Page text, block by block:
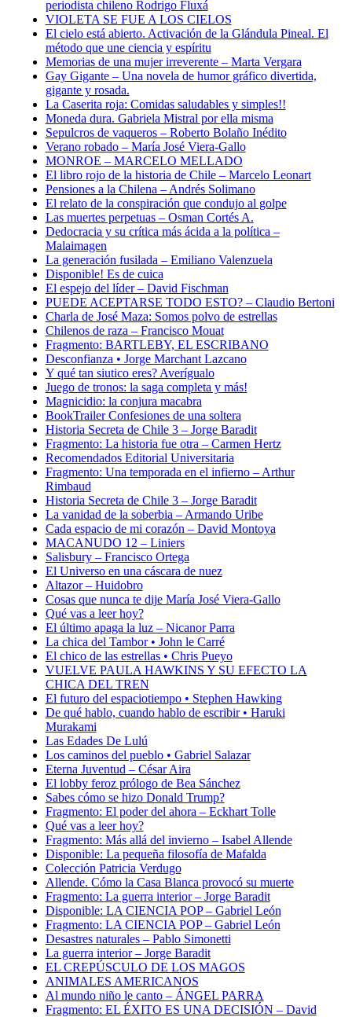
periodista chileno Rodrigo Fluxá
VIOLETA SE FUE A LOS CIELOS
El cielo está abierto. Activación de la Glándula Pineal. El
método que une ciencia y espíritu
Memorias de una mujer irreverente – Marta Vergara
Gay Gigante – Una novela de humor gráfico divertida,
gigante y rosada.
La Caserita roja: Comidas saludables y simples!!
Moneda dura. Gabriela Mistral por ella misma
Sepulcros de vaqueros – Roberto Bolaño Inédito
Verano robado – María José Viera-Gallo
MONROE – MARCELO MELLADO
El libro rojo de la historia de Chile – Marcelo Leonart
Pensiones a la Chilena – Andrés Solimano
El relato de la conspiración que condujo al golpe
Las muertes perpetuas – Osman Cortés A.
Dedocracia y su crítica más ácida a la política –
Malaimagen
La generación fusilada – Emiliano Valenzuela
Disponible! Es de cuica
El espejo del líder – David Fischman
PUEDE ACEPTARSE TODO ESTO? – Claudio Bertoni
Charla de José Maza: Somos polvo de estrellas
Chilenos de raza – Francisco Mouat
Fragmento: BARTLEBY, EL ESCRIBANO
Desconfianza • Jorge Marchant Lazcano
Y qué tan siutico eres? Averígualo
Juego de tronos: la saga completa y más!
Magnicidio: la conjura macabra
BookTrailer Confesiones de una soltera
Historia Secreta de Chile 3 – Jorge Baradit
Fragmento: La historia fue otra – Carmen Hertz
Recomendados Editorial Universitaria
Fragmento: Una temporada en el infierno – Arthur
Rimbaud
Historia Secreta de Chile 3 – Jorge Baradit
La vanidad de la soberbia – Armando Uribe
Cada espacio de mi corazón – David Montoya
MACANUDO 12 – Liniers
Salisbury – Francisco Ortega
El Universo en una cáscara de nuez
Altazor – Huidobro
Cosas que nunca te dije María José Viera-Gallo
Qué vas a leer hoy?
El último apaga la luz – Nicanor Parra
La chica del Tambor • John le Carré
El chico de las estrellas • Chris Pueyo
VUELVE PAULA HAWKINS Y SU EFECTO LA
CHICA DEL TREN
El futuro del espaciotiempo • Stephen Hawking
De qué hablo, cuando hablo de escribir • Haruki
Murakami
Las Edades De Lulú
Los caminos del pueblo • Gabriel Salazar
Eterna Juventud – César Aira
El lobby feroz prólogo de Bea Sánchez
Sabes cómo se hizo Donald Trump?
Fragmento: El poder del ahora – Eckhart Tolle
Qué vas a leer hoy?
Fragmento: Más allá del invierno – Isabel Allende
Disponible: La pequeña filosofía de Mafalda
Colección Patricia Verdugo
Allende. Cómo la Casa Blanca provocó su muerte
Fragmento: La guerra interior – Jorge Baradit
Disponible: LA CIENCIA POP – Gabriel León
Fragmento: LA CIENCIA POP – Gabriel León
Desastres naturales – Pablo Simonetti
La guerra interior – Jorge Baradit
EL CREPÚSCULO DE LOS MAGOS
ANIMALES AMERICANOS
Al mundo niño le canto – ÁNGEL PARRA
Fragmento: EL ÉXITO ES UNA DECISIÓN – David